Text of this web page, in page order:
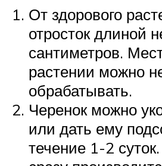
От здорового
отросток длиной
сантиметров.
растении можно
обрабатывать.
Черенок можно
или дать ему
течение 1-2